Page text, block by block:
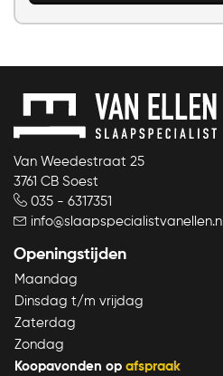
Van Weedestraat 25
3761 CB Soest
035 - 6317351
info@slaapspecialistvanellen.nl
Openingstijden
Maandag
Dinsdag t/m vrijdag
Zaterdag
Zondag
Koopavonden op afspraak